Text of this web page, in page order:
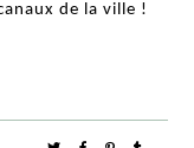
de la ville !